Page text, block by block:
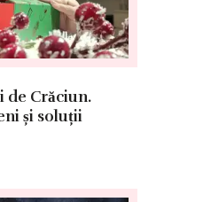
de Crăciun.
și soluții